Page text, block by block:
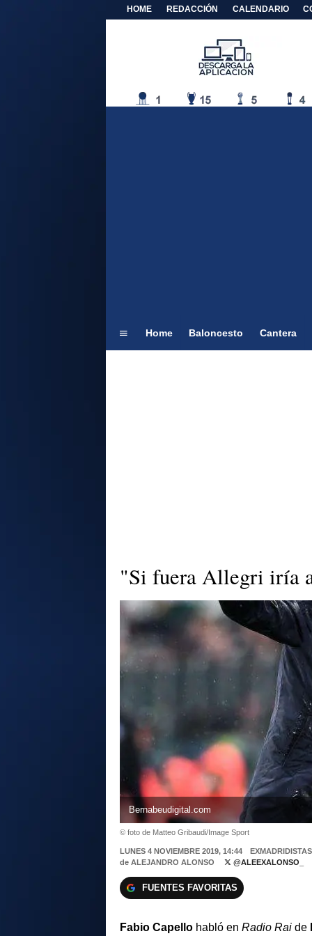
HOME REDACCIÓN CALENDARIO
Home Baloncesto Cantera
"Si fuera Allegri iría
Bernabeudigital.com
© foto de Matteo Gribaudi/Image Sport
LUNES 4 NOVIEMBRE 2019, 14:44
EXMADRIDISTAS
de ALEJANDRO ALONSO @ALEEXALONSO_
FUENTES FAVORITAS
Fabio Capello habló en Radio Rai de